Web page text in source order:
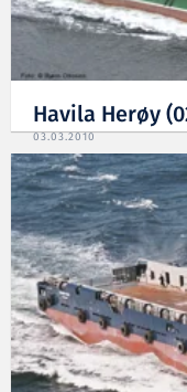
Havila Herøy
03.03.2010